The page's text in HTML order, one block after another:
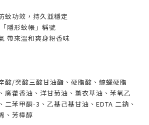
蚊功效，持久並穩定
隱形蚊帳」稱號
帶來溫和爽身粉香味
酸/癸酸三酸甘油酯、硬脂酸、鯨蠟硬脂
廣藿香油、洋甘菊油、薰衣草油、苯氧乙
二苯甲酮-3、乙基己基甘油、EDTA 二鈉、
、芳樟醇